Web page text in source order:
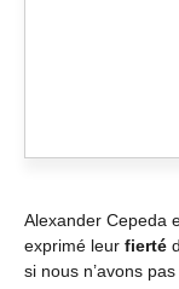
Alexander Cepeda
exprimé leur fierté
si nous n’avons